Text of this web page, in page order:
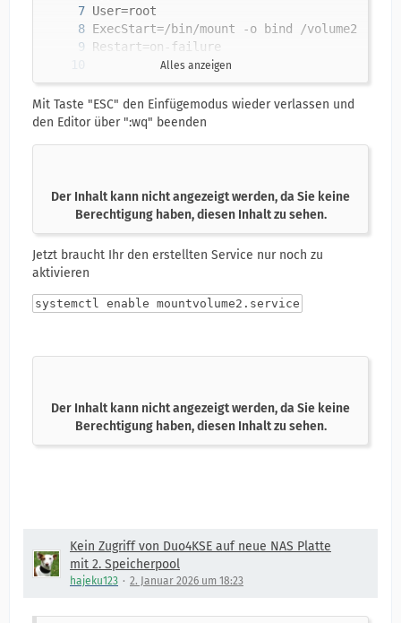
WantedBy=multi-user.target
Alles anzeigen
Mit Taste "ESC" den Einfügemodus wieder verlassen und
den Editor über ":wq" beenden
Der Inhalt kann nicht angezeigt werden, da Sie keine
Berechtigung haben, diesen Inhalt zu sehen.
Jetzt braucht Ihr den erstellten Service nur noch zu
aktivieren
systemctl enable mountvolume2.service
Der Inhalt kann nicht angezeigt werden, da Sie keine
Berechtigung haben, diesen Inhalt zu sehen.
Kein Zugriff von Duo4KSE auf neue NAS Platte
mit 2. Speicherpool
hajeku123 2. Januar 2026 um 18:23